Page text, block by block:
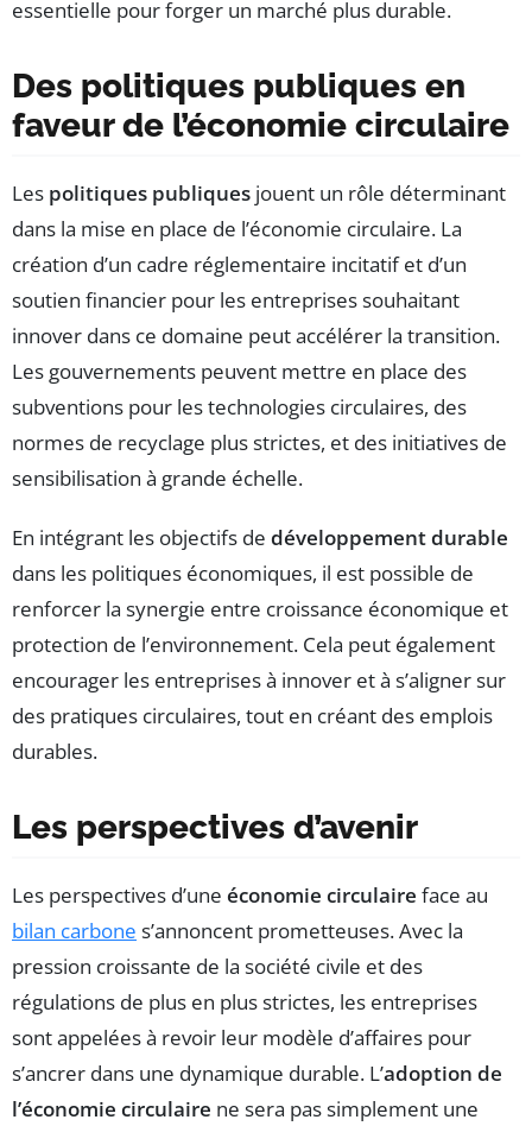
essentielle pour forger un marché plus durable.
Des politiques publiques en
faveur de l’économie circulaire
Les politiques publiques jouent un rôle déterminant
dans la mise en place de l’économie circulaire. La
création d’un cadre réglementaire incitatif et d’un
soutien financier pour les entreprises souhaitant
innover dans ce domaine peut accélérer la transition.
Les gouvernements peuvent mettre en place des
subventions pour les technologies circulaires, des
normes de recyclage plus strictes, et des initiatives de
sensibilisation à grande échelle.
En intégrant les objectifs de développement durable
dans les politiques économiques, il est possible de
renforcer la synergie entre croissance économique et
protection de l’environnement. Cela peut également
encourager les entreprises à innover et à s’aligner sur
des pratiques circulaires, tout en créant des emplois
durables.
Les perspectives d’avenir
Les perspectives d’une économie circulaire face au
bilan carbone s’annoncent prometteuses. Avec la
pression croissante de la société civile et des
régulations de plus en plus strictes, les entreprises
sont appelées à revoir leur modèle d’affaires pour
s’ancrer dans une dynamique durable. L’adoption de
l’économie circulaire ne sera pas simplement une